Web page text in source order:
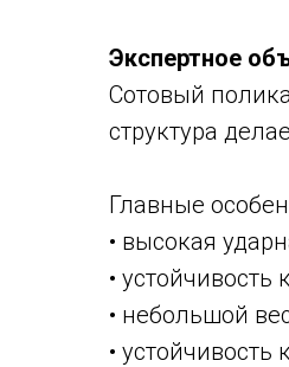
Экспертное
Сотовый
структура
Главные
• высокая
•
• небольшой
• устойчивость